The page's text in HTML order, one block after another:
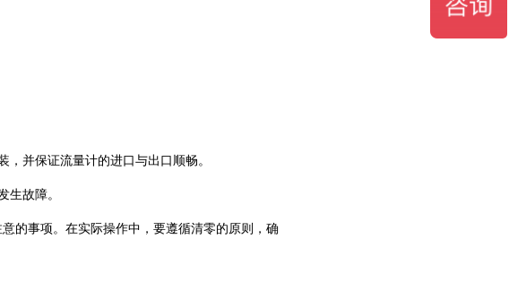
并保证流量计的进口与出口顺畅。
生故障。
的事项。在实际操作中，要遵循清零的原则，确